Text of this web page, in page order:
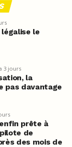
le
3 jours
la
pas davantage
prête à
de
des mois de